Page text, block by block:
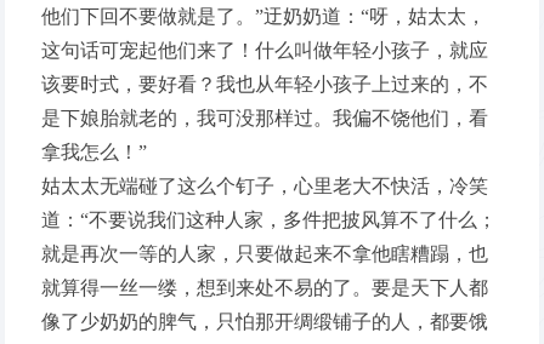
他们下回不要做就是了。”迂奶奶道：“呀，姑太太，
这句话可宠起他们来了！什么叫做年轻小孩子，就应
该要时式，要好看？我也从年轻小孩子上过来的，不
是下娘胎就老的，我可没那样过。我偏不饶他们，看
拿我怎么！”
姑太太无端碰了这么个钉子，心里老大不快活，冷笑
道：“不要说我们这种人家，多件把披风算不了什么；
就是再次一等的人家，只要做起来不拿他瞎糟蹋，也
就算得一丝一缕，想到来处不易的了。要是天下人都
像了少奶奶的脾气，只怕那开绸缎铺子的人，都要饿